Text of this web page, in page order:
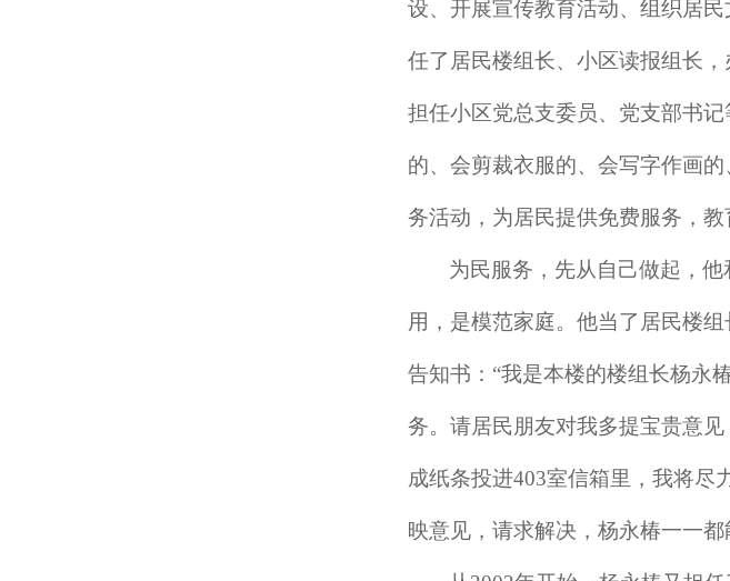
设、开展宣传教育活动、组织居
任了居民楼组长、小区读报组长
担任小区党总支委员、党支部书
的、会剪裁衣服的、会写字作画
务活动，为居民提供免费服务，
为民服务，先从自己做起，
用，是模范家庭。他当了居民楼
告知书：“我是本楼的楼组长杨永
务。请居民朋友对我多提宝贵意
成纸条投进403室信箱里，我将尽
映意见，请求解决，杨永椿一一